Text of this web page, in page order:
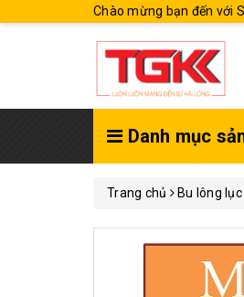
Chào mừng bạn đến với
Danh mục
Trang chủ Bu lông